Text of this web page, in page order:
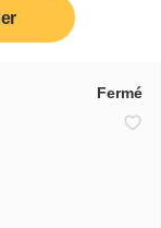
Fermé
Cora